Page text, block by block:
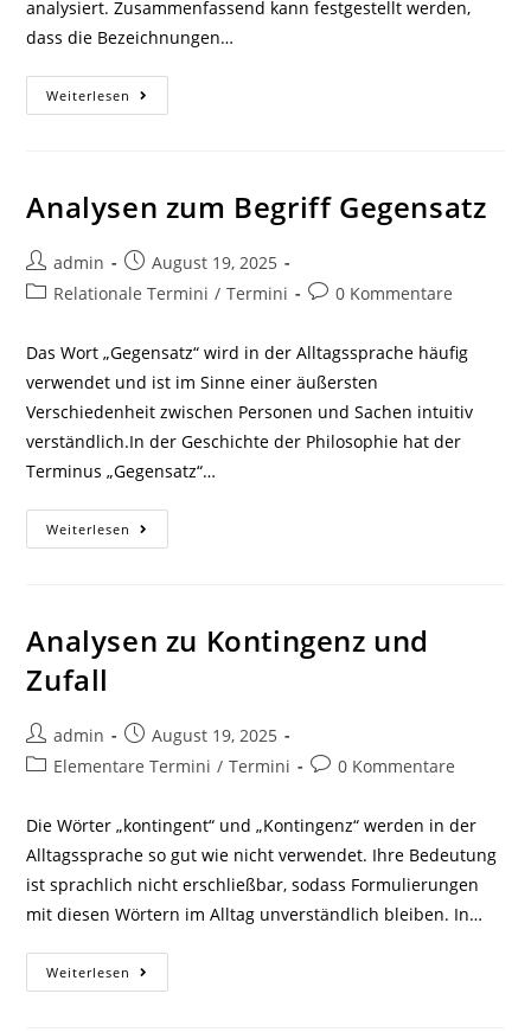
analysiert. Zusammenfassend kann festgestellt werden,
dass die Bezeichnungen…
Weiterlesen Spekulation
Und
Analysen zum Begriff Gegensatz
Beitrags-
Autor:
admin
Beitrag
veröffentlicht:
August 19, 2025
Beitrags-
Relationale Termini / Termini
Beitrags-
0 Kommentare
Das Wort „Gegensatz“ wird in der Alltagssprache häufig
verwendet und ist im Sinne einer äußersten
Verschiedenheit zwischen Personen und Sachen intuitiv
verständlich.In der Geschichte der Philosophie hat der
Terminus „Gegensatz“…
Weiterlesen Analysen
Zum
Analysen zu Kontingenz und
Zufall
Beitrags-
Autor:
admin
Beitrag
veröffentlicht:
August 19, 2025
Beitrags-
Elementare Termini / Termini
Beitrags-
0 Kommentare
Die Wörter „kontingent“ und „Kontingenz“ werden in der
Alltagssprache so gut wie nicht verwendet. Ihre Bedeutung
ist sprachlich nicht erschließbar, sodass Formulierungen
mit diesen Wörtern im Alltag unverständlich bleiben. In…
Weiterlesen Analysen
Zu